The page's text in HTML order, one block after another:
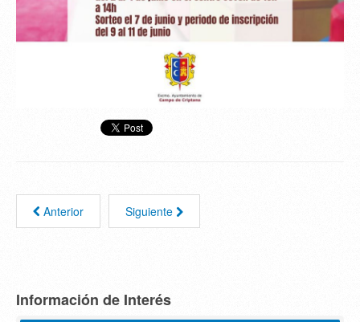
Anterior Siguiente
Información de Interés